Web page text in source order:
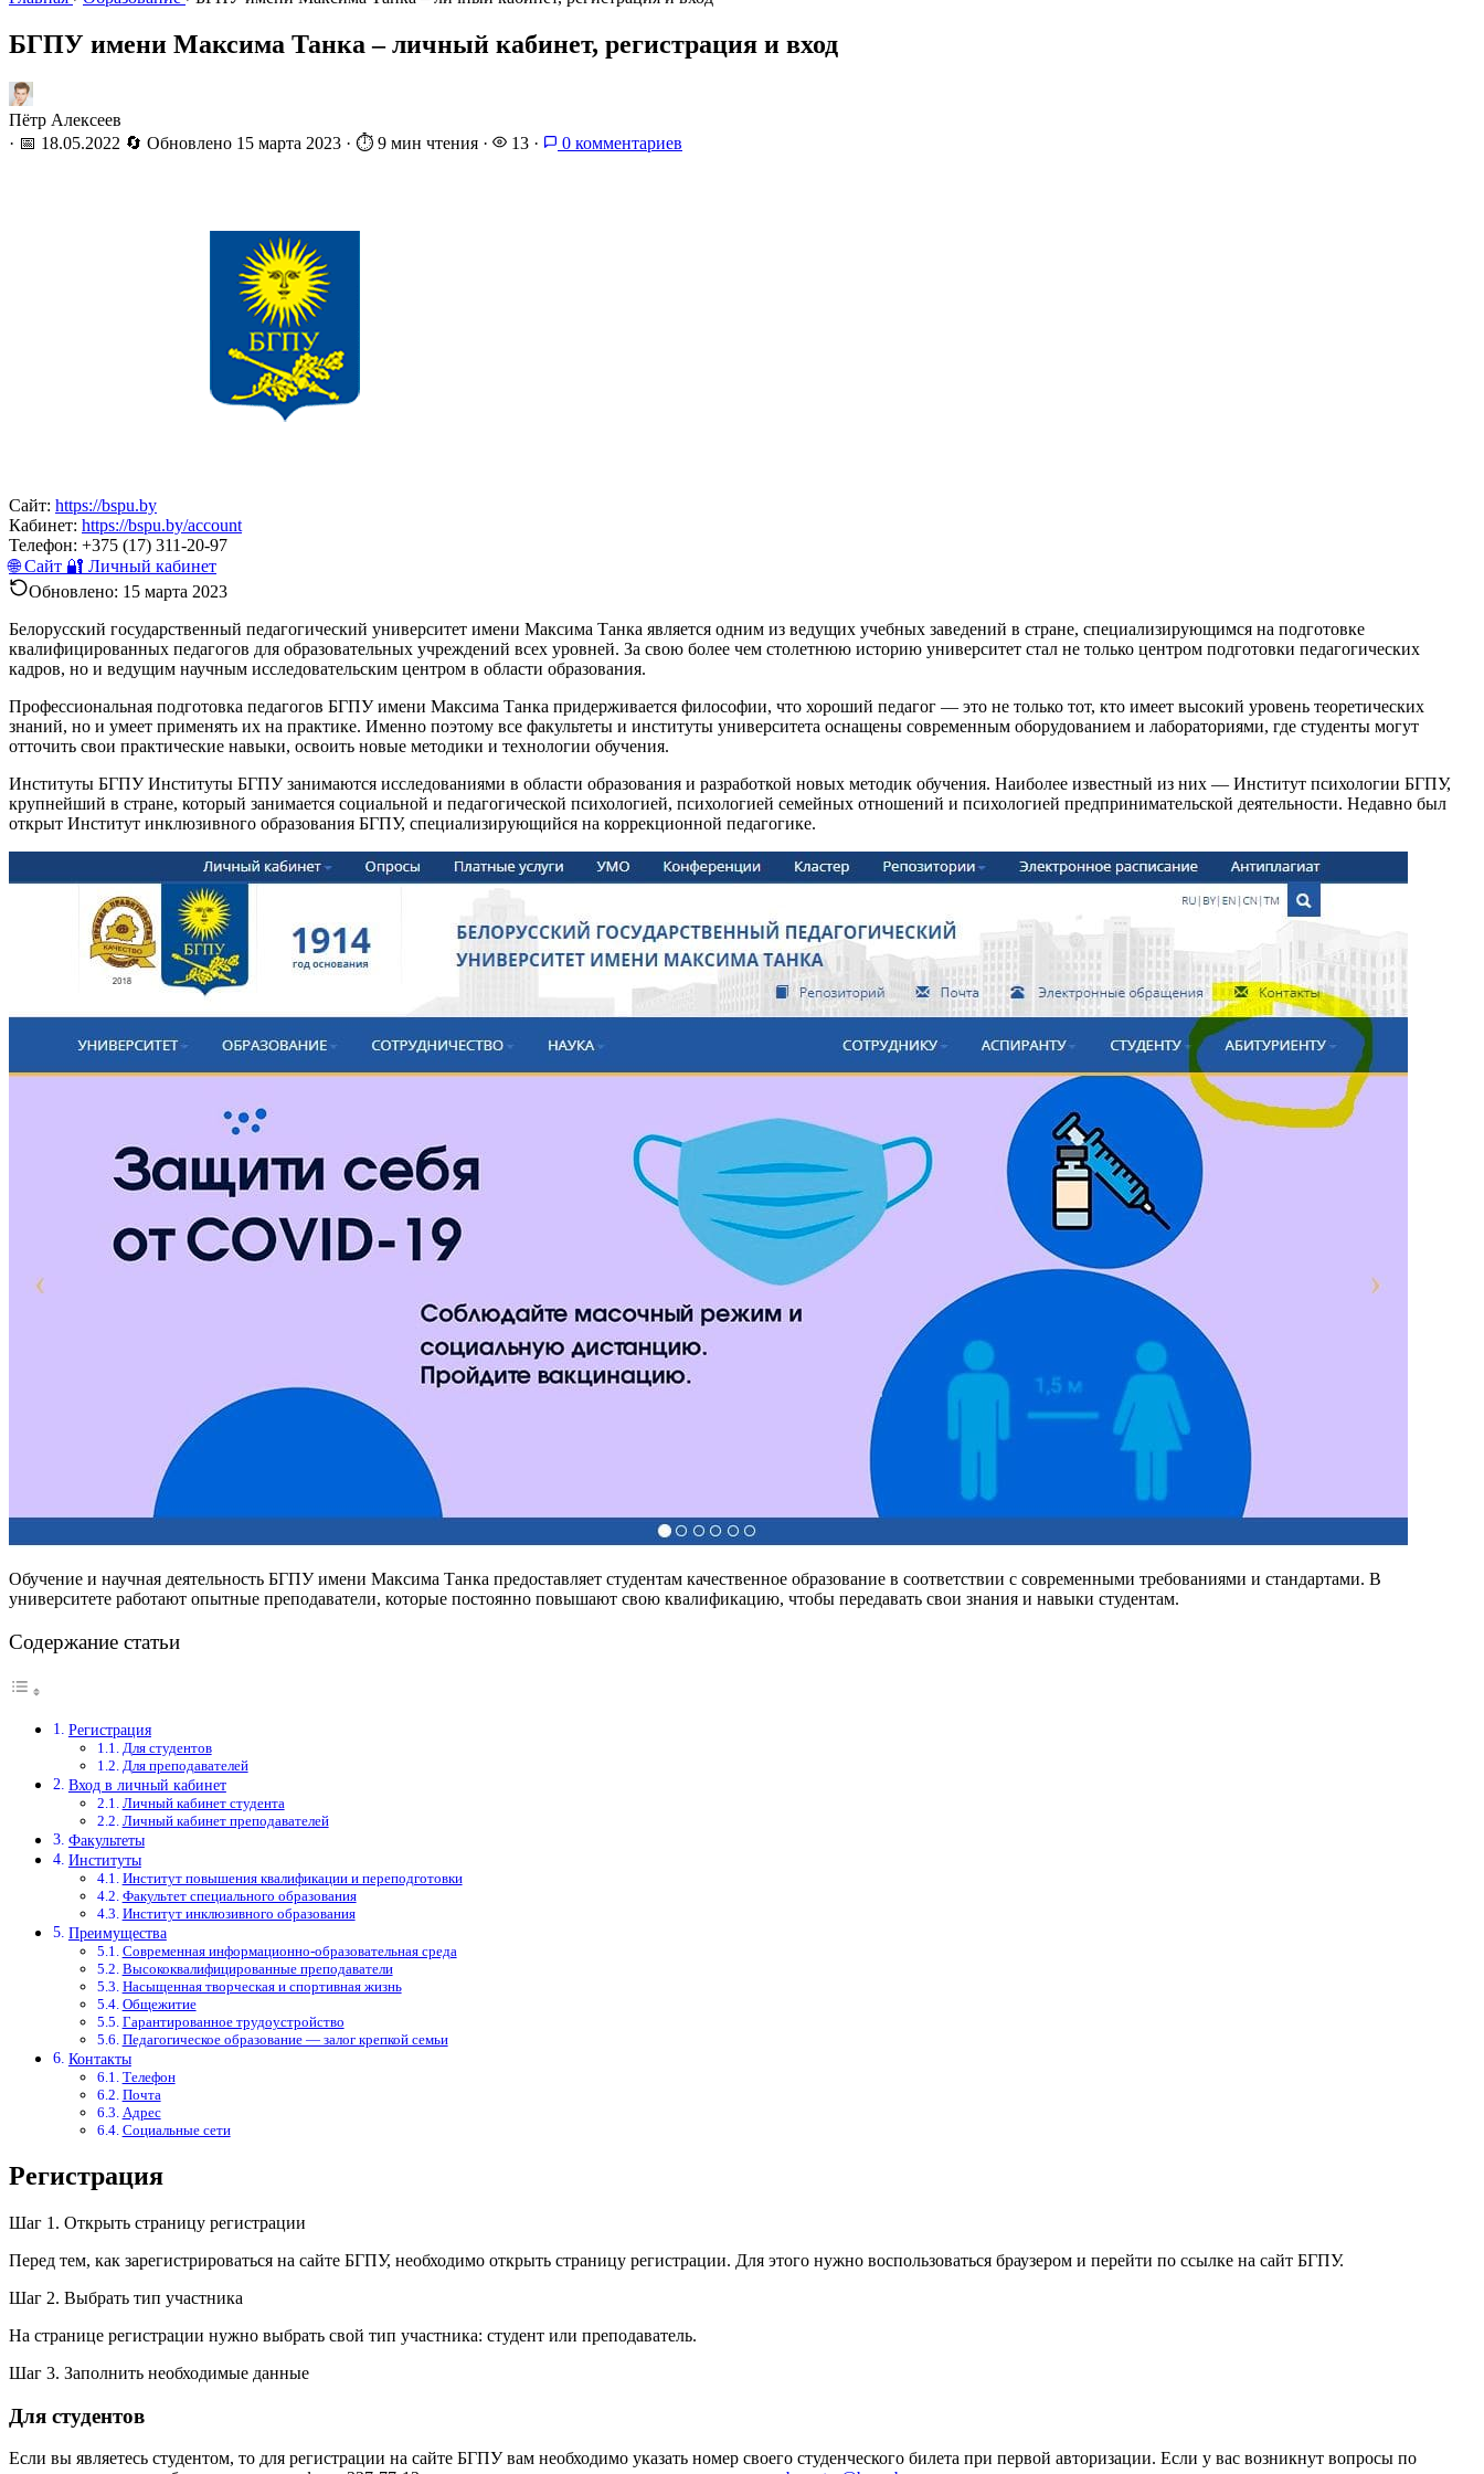
БГПУ имени Максима Танка – личный кабинет, регистрация и вход
Пётр Алексеев
· 📅 18.05.2022 🔄 Обновлено 15 марта 2023 · ⏱️ 9 мин чтения · 13 · 0 комментариев
Сайт: https://bspu.by
Кабинет: https://bspu.by/account
Телефон: +375 (17) 311-20-97
🌐 Сайт 🔐 Личный кабинет
Обновлено: 15 марта 2023
Белорусский государственный педагогический университет имени Максима Танка является одним из ведущих учебных заведений в стране, специализирующимся на подготовке
квалифицированных педагогов для образовательных учреждений всех уровней. За свою более чем столетнюю историю университет стал не только центром подготовки педагогических
кадров, но и ведущим научным исследовательским центром в области образования.
Профессиональная подготовка педагогов БГПУ имени Максима Танка придерживается философии, что хороший педагог — это не только тот, кто имеет высокий уровень теоретических
знаний, но и умеет применять их на практике. Именно поэтому все факультеты и институты университета оснащены современным оборудованием и лабораториями, где студенты могут
отточить свои практические навыки, освоить новые методики и технологии обучения.
Институты БГПУ Институты БГПУ занимаются исследованиями в области образования и разработкой новых методик обучения. Наиболее известный из них — Институт психологии БГПУ,
крупнейший в стране, который занимается социальной и педагогической психологией, психологией семейных отношений и психологией предпринимательской деятельности. Недавно был
открыт Институт инклюзивного образования БГПУ, специализирующийся на коррекционной педагогике.
Обучение и научная деятельность БГПУ имени Максима Танка предоставляет студентам качественное образование в соответствии с современными требованиями и стандартами. В
университете работают опытные преподаватели, которые постоянно повышают свою квалификацию, чтобы передавать свои знания и навыки студентам.
Содержание статьи
Регистрация
Для студентов
Для преподавателей
Вход в личный кабинет
Личный кабинет студента
Личный кабинет преподавателей
Факультеты
Институты
Институт повышения квалификации и переподготовки
Факультет специального образования
Институт инклюзивного образования
Преимущества
Современная информационно-образовательная среда
Высококвалифицированные преподаватели
Насыщенная творческая и спортивная жизнь
Общежитие
Гарантированное трудоустройство
Педагогическое образование — залог крепкой семьи
Контакты
Телефон
Почта
Адрес
Социальные сети
Регистрация
Шаг 1. Открыть страницу регистрации
Перед тем, как зарегистрироваться на сайте БГПУ, необходимо открыть страницу регистрации. Для этого нужно воспользоваться браузером и перейти по ссылке на сайт БГПУ.
Шаг 2. Выбрать тип участника
На странице регистрации нужно выбрать свой тип участника: студент или преподаватель.
Шаг 3. Заполнить необходимые данные
Для студентов
Если вы являетесь студентом, то для регистрации на сайте БГПУ вам необходимо указать номер своего студенческого билета при первой авторизации. Если у вас возникнут вопросы по